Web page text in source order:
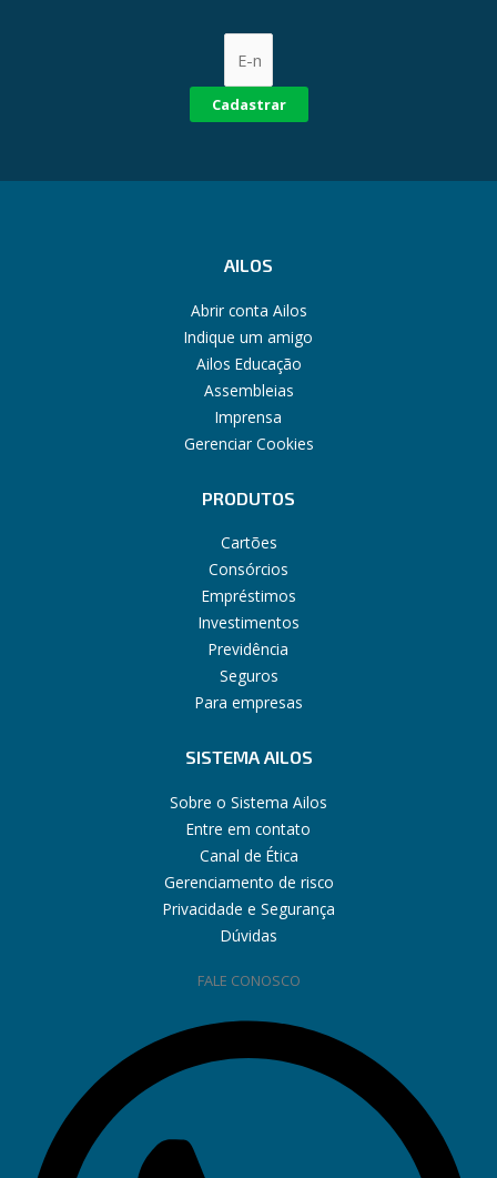
Cadastrar
AILOS
Abrir conta Ailos
Indique um amigo
Ailos Educação
Assembleias
Imprensa
Gerenciar Cookies
PRODUTOS
Cartões
Consórcios
Empréstimos
Investimentos
Previdência
Seguros
Para empresas
SISTEMA AILOS
Sobre o Sistema Ailos
Entre em contato
Canal de Ética
Gerenciamento de risco
Privacidade e Segurança
Dúvidas
FALE CONOSCO